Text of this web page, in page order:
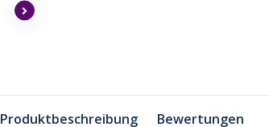
Produktbeschreibung Bewertungen